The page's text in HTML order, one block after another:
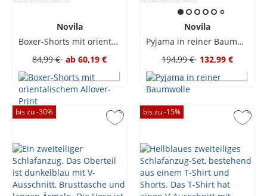
Novila
Boxer-Shorts mit orientalischem Allover-Print
84,99 € ab 60,19 €
Novila
Pyjama in reiner Baumwolle
194,99 € 132,99 €
bis zu -30% bis zu -15%